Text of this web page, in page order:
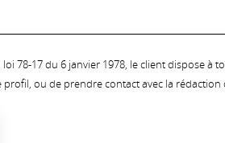
78-17 du 6 janvier 1978, le client dispose
ou de prendre contact avec la rédaction